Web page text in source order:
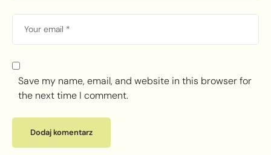
Save my name, email, and website in this browser for
the next time I comment.